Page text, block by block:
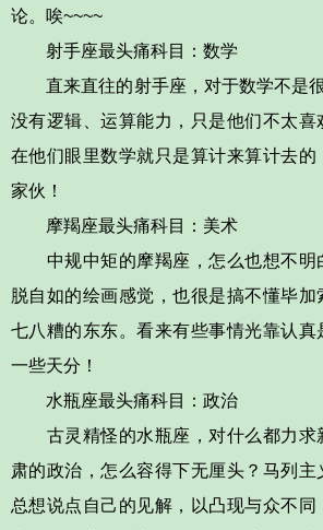
论。唉~~~~
射手座最头痛科目：数学
直来直往的射手座，对于数学不是很
没有逻辑、运算能力，只是他们不太喜
在他们眼里数学就只是算计来算计去的
家伙！
摩羯座最头痛科目：美术
中规中矩的摩羯座，怎么也想不明
脱自如的绘画感觉，也很是搞不懂毕
七八糟的东东。看来有些事情光靠认真
一些天分！
水瓶座最头痛科目：政治
古灵精怪的水瓶座，对什么都力求
肃的政治，怎么容得下无厘头？马列
总想说点自己的见解，以凸现与众不